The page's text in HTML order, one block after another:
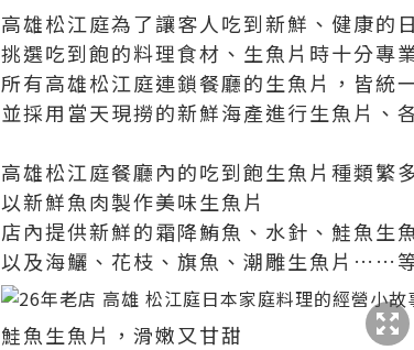
高雄松江庭為了讓客人吃到新鮮、健康的
挑選吃到飽的料理食材、生魚片時十分專
所有高雄松江庭連鎖餐廳的生魚片，皆統
並採用當天現撈的新鮮海產進行生魚片、
高雄松江庭餐廳內的吃到飽生魚片種類繁
以新鮮魚肉製作美味生魚片
店內提供新鮮的霜降鮪魚、水針、鮭魚生
以及海鱺、花枝、旗魚、潮雕生魚片……
鮭魚生魚片，滑嫩又甘甜